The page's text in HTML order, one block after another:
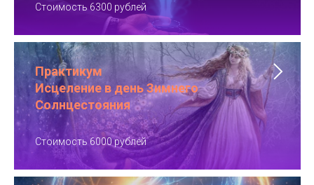
Стоимость 6300 рублей
Практикум
Исцеление в день Зимнего
Солнцестояния
Стоимость 6000 рублей